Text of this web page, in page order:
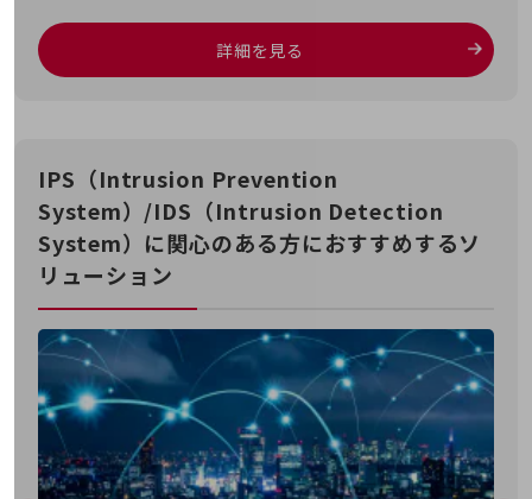
運輸業
建設業
ゲーム感覚で見つける
ビジネスお悩み診断
NTTドコモビジネス
オンラインショップ
相談・申し込みができるバーチャルショップ
法人向けモバイルトップ
はじめての方へ
サービス・商品を探す
新規会員登録/ログインはこちら
100回線以上のお問い合わせ・お見積りはこちら
詳細を見る
IPS（Intrusion Prevention
System）/IDS（Intrusion Detection
System）に関心のある方におすすめするソ
リューション